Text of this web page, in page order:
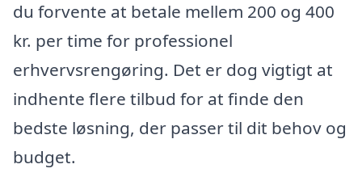
du forvente at betale mellem 200 og 400
kr. per time for professionel
erhvervsrengøring. Det er dog vigtigt at
indhente flere tilbud for at finde den
bedste løsning, der passer til dit behov og
budget.